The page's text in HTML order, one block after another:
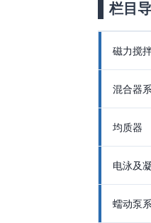
栏目
磁力搅
混合器
均质器
电泳及
蠕动泵